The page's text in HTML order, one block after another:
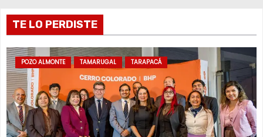
a
d
a
s
TE LO PERDISTE
POZO ALMONTE TAMARUGAL TARAPACÁ